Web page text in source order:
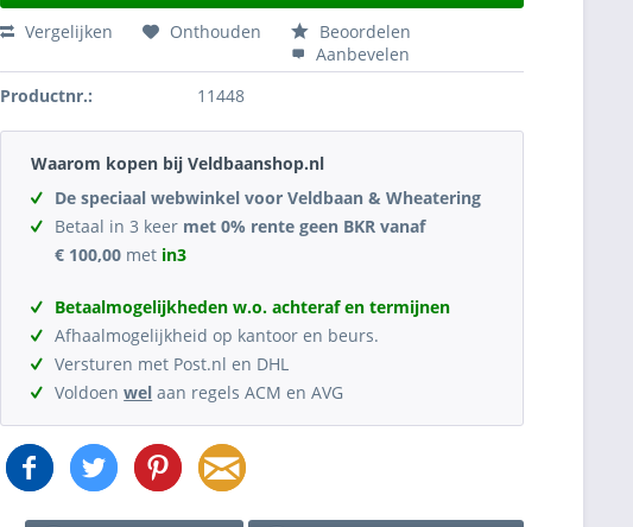
Vergelijken Onthouden
Beoordelen
Aanbevelen
Productnr.:
11448
Waarom kopen bij Veldbaanshop.nl
De speciaal webwinkel voor Veldbaan & Wheatering
Betaal in 3 keer met 0% rente geen BKR vanaf
€ 100,00 met in3
Betaalmogelijkheden w.o. achteraf en termijnen
Afhaalmogelijkheid op kantoor en beurs.
Versturen met Post.nl en DHL
Voldoenwel aan regels ACM en AVG